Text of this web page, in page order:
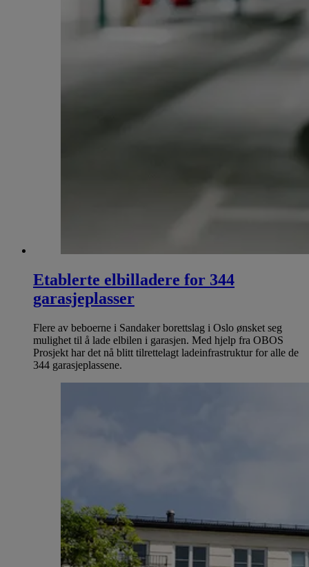
Etablerte elbilladere for 344
garasjeplasser
Flere av beboerne i Sandaker borettslag i Oslo ønsket seg
mulighet til å lade elbilen i garasjen. Med hjelp fra OBOS
Prosjekt har det nå blitt tilrettelagt ladeinfrastruktur for alle de
344 garasjeplassene.